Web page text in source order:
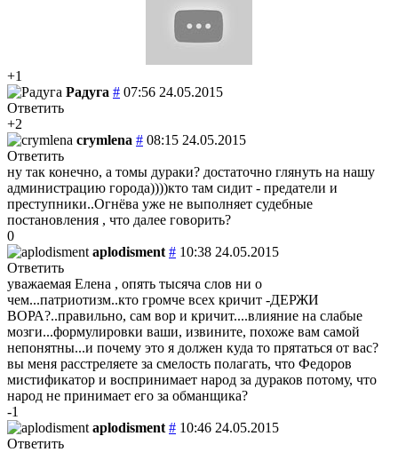
+1
Радуга # 07:56 24.05.2015
Ответить
+2
crymlena # 08:15 24.05.2015
Ответить
ну так конечно, а томы дураки? достаточно глянуть на нашу
администрацию города))))кто там сидит - предатели и
преступники..Огнёва уже не выполняет судебные
постановления , что далее говорить?
0
aplodisment # 10:38 24.05.2015
Ответить
уважаемая Елена , опять тысяча слов ни о
чем...патриотизм..кто громче всех кричит -ДЕРЖИ
ВОРА?..правильно, сам вор и кричит....влияние на слабые
мозги...формулировки ваши, извините, похоже вам самой
непонятны...и почему это я должен куда то прятаться от вас?
вы меня расстреляете за смелость полагать, что Федоров
мистификатор и воспринимает народ за дураков потому, что
народ не принимает его за обманщика?
-1
aplodisment # 10:46 24.05.2015
Ответить